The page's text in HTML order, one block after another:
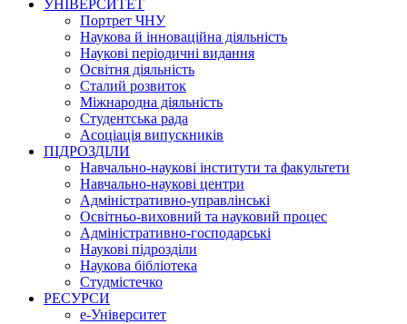
УНІВЕРСИТЕТ
Портрет ЧНУ
Наукова й інноваційна діяльність
Наукові періодичні видання
Освітня діяльність
Сталий розвиток
Міжнародна діяльність
Студентська рада
Асоціація випускників
ПІДРОЗДІЛИ
Навчально-наукові інститути та факультети
Навчально-наукові центри
Адміністративно-управлінські
Освітньо-виховний та науковий процес
Адміністративно-господарські
Наукові підрозділи
Наукова бібліотека
Студмістечко
РЕСУРСИ
е-Університет